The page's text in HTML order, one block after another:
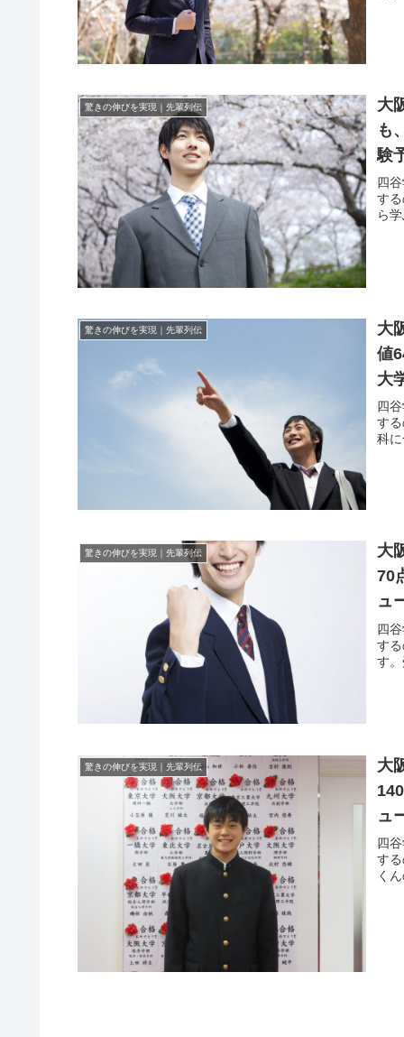
驚きの伸びを実現｜先輩列伝
大
も
験
四
す
ら
驚きの伸びを実現｜先輩列伝
大
値
大
四
す
科
驚きの伸びを実現｜先輩列伝
大
70
ュ
四
す
す
驚きの伸びを実現｜先輩列伝
大
ュ
四
す
く